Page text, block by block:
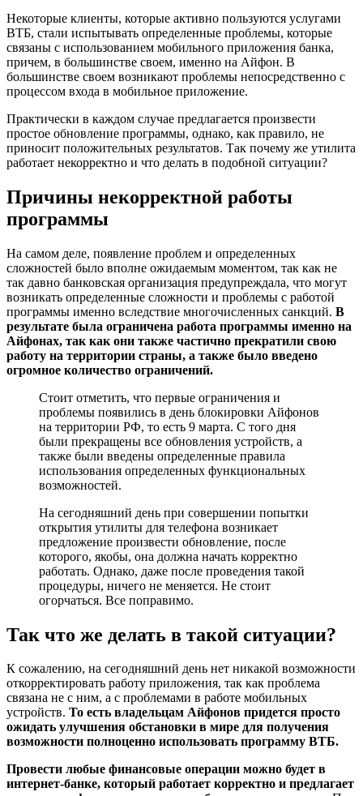
Некоторые клиенты, которые активно пользуются услугами
ВТБ, стали испытывать определенные проблемы, которые
связаны с использованием мобильного приложения банка,
причем, в большинстве своем, именно на Айфон. В
большинстве своем возникают проблемы непосредственно с
процессом входа в мобильное приложение.
Практически в каждом случае предлагается произвести
простое обновление программы, однако, как правило, не
приносит положительных результатов. Так почему же утилита
работает некорректно и что делать в подобной ситуации?
Причины некорректной работы
программы
На самом деле, появление проблем и определенных
сложностей было вполне ожидаемым моментом, так как не
так давно банковская организация предупреждала, что могут
возникать определенные сложности и проблемы с работой
программы именно вследствие многочисленных санкций. В
результате была ограничена работа программы именно на
Айфонах, так как они также частично прекратили свою
работу на территории страны, а также было введено
огромное количество ограничений.
Стоит отметить, что первые ограничения и
проблемы появились в день блокировки Айфонов
на территории РФ, то есть 9 марта. С того дня
были прекращены все обновления устройств, а
также были введены определенные правила
использования определенных функциональных
возможностей.
На сегодняшний день при совершении попытки
открытия утилиты для телефона возникает
предложение произвести обновление, после
которого, якобы, она должна начать корректно
работать. Однако, даже после проведения такой
процедуры, ничего не меняется. Не стоит
огорчаться. Все поправимо.
Так что же делать в такой ситуации?
К сожалению, на сегодняшний день нет никакой возможности
откорректировать работу приложения, так как проблема
связана не с ним, а с проблемами в работе мобильных
устройств. То есть владельцам Айфонов придется просто
ожидать улучшения обстановки в мире для получения
возможности полноценно использовать программу ВТБ.
Провести любые финансовые операции можно будет в
интернет-банке, который работает корректно и предлагает